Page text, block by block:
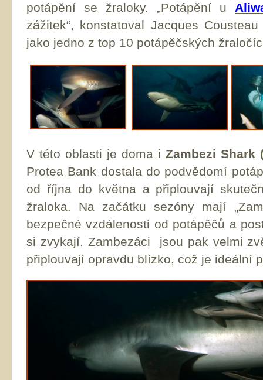
potápění se žraloky. „Potápění u
zážitek“, konstatoval Jacques
jako jedno z top 10 potápěčských
V této oblasti je doma i Zambezi Shark
Protea Bank dostala do podvědomí
od října do května a připlouvají
žraloka. Na začátku sezóny mají
bezpečné vzdálenosti od potápěčů a
si zvykají. Zambezáci jsou pak velmi
připlouvají opravdu blízko, což je ideální